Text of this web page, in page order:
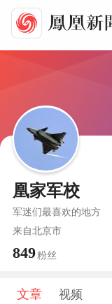
凰家军校
军迷们最喜欢的地方
来自北京市
849粉丝
文章 视频